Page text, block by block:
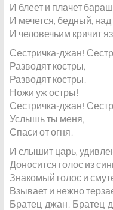
И блеет и плачет
И мечется, бедный,
И человечьим кричит
Сестричка-джан!
Разводят костры,
Разводят костры!
Ножи уж остры!
Сестричка-джан!
Услышь ты меня,
Спаси от огня!
И слышит царь,
Доносится голос из
Знакомый голос и
Взывает и нежно
Братец-джан! Братец-